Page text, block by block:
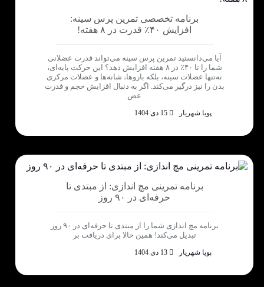
برنامه تخصصی تمرین پرس سینه:
افزایش ۴۰٪ قدرت در ۸ هفته!
آیا می‌دانستید تمرین پرس سینه می‌تواند قدرت عضلانی
شما را تا ۴۰٪ در ۸ هفته افزایش دهد؟ این حرکت پایه‌ای،
نه‌تنها عضلات سینه، بلکه بازوها، شانه‌ها و عضلات مرکزی
بدن را نیز درگیر می‌کند. اگر به دنبال افزایش حجم و قدرت
عض
پویا شهریار
برنامه تمرینی مچ اندازی: از مبتدی تا
حرفه‌ای در ۹۰ روز
برنامه مچ اندازی شما را از مبتدی تا حرفه‌ای در ۹۰ روز
تبدیل می‌کند! همین حالا برای دریافت بر
پویا شهریار